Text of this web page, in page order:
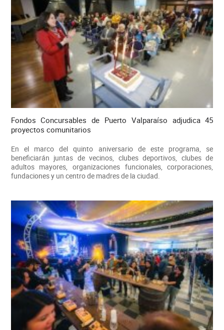
Fondos Concursables de Puerto Valparaíso adjudica 45
proyectos comunitarios
En el marco del quinto aniversario de este programa, se
beneficiarán juntas de vecinos, clubes deportivos, clubes de
adultos mayores, organizaciones funcionales, corporaciones,
fundaciones y un centro de madres de la ciudad.